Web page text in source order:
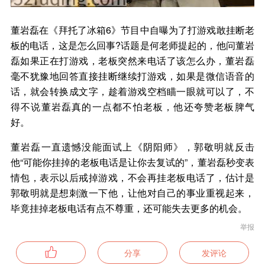
董岩磊在《拜托了冰箱6》节目中自曝为了打游戏敢挂断老
板的电话，这是怎么回事?话题是何老师提起的，他问董岩
磊如果正在打游戏，老板突然来电话了该怎么办，董岩磊
毫不犹豫地回答直接挂断继续打游戏，如果是微信语音的
话，就会转换成文字，趁着游戏空档瞄一眼就可以了，不
得不说董岩磊真的一点都不怕老板，他还夸赞老板脾气
好。
董岩磊一直遗憾没能面试上《阴阳师》，郭敬明就反击
他“可能你挂掉的老板电话是让你去复试的”，董岩磊秒变表
情包，表示以后戒掉游戏，不会再挂老板电话了，估计是
郭敬明就是想刺激一下他，让他对自己的事业重视起来，
毕竟挂掉老板电话有点不尊重，还可能失去更多的机会。
举报
分享 发评论